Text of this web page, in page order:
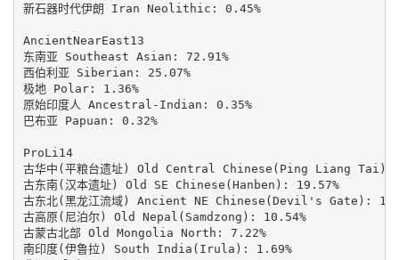
新石器时代伊朗 Iran Neolithic: 0.45%
AncientNearEast13
东南亚 Southeast Asian: 72.91%
西伯利亚 Siberian: 25.07%
极地 Polar: 1.36%
原始印度人 Ancestral-Indian: 0.35%
巴布亚 Papuan: 0.32%
ProLi14
古华中(平粮台遗址) Old Central Chinese(Ping Liang Tai):
古东南(汉本遗址) Old SE Chinese(Hanben): 19.57%
古东北(黑龙江流域) Ancient NE Chinese(Devil's Gate):
古高原(尼泊尔) Old Nepal(Samdzong): 10.54%
古蒙古北部 Old Mongolia North: 7.22%
南印度(伊鲁拉) South India(Irula): 1.69%